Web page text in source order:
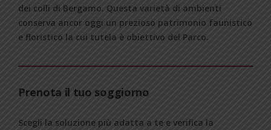
dei colli di Bergamo. Questa varietà di ambienti
conserva ancor oggi un prezioso patrimonio faunistico
e floristico la cui tutela è obiettivo del Parco.
Prenota il tuo soggiorno
Scegli la soluzione più adatta a te e verifica la